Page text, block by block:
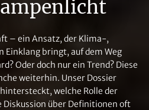
– ein Ansatz, der Klima-,
Einklang bringt, auf dem Weg
Oder doch nur ein Trend? Diese
weiterhin. Unser Dossier
welche Rolle der
Diskussion über Definitionen oft